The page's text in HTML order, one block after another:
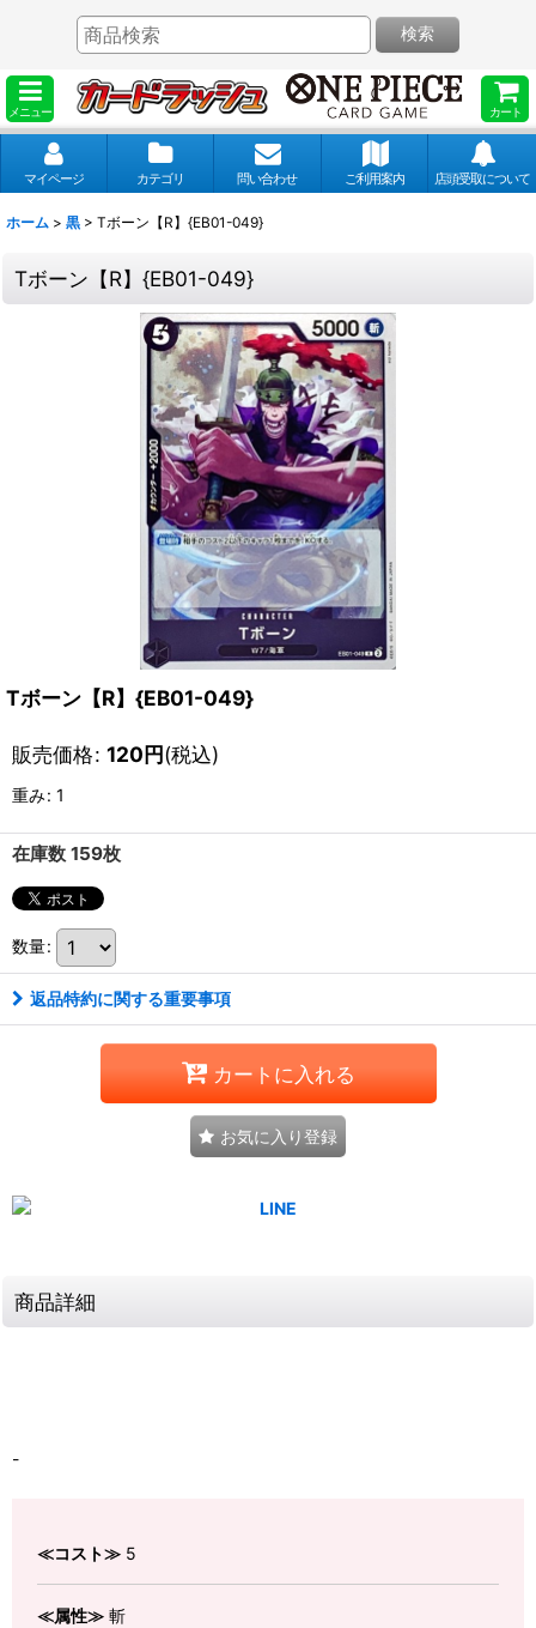
メニュー カート
検索
マイページ カテゴリ 問い合わせ ご利用案内 店頭受取について
ホーム > 黒 > Tボーン【R】{EB01-049}
Tボーン【R】{EB01-049}
Tボーン【R】{EB01-049}
販売価格: 120円(税込)
重み: 1
在庫数 159枚
数量:
返品特約に関する重要事項
カートに入れる
お気に入り登録
商品詳細
-
≪コスト≫ 5
≪属性≫ 斬